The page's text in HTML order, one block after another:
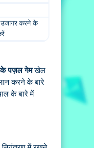
उजागर करने के
के पज़ल गेमखेल
करने के बारे
के बारे में